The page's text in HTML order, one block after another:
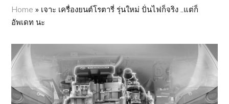
Home » เจาะ เครื่องยนต์โรตารี่ รุ่นใหม่ ปั่นไฟก็จริง ..​แต่ก็
อัพเดท นะ